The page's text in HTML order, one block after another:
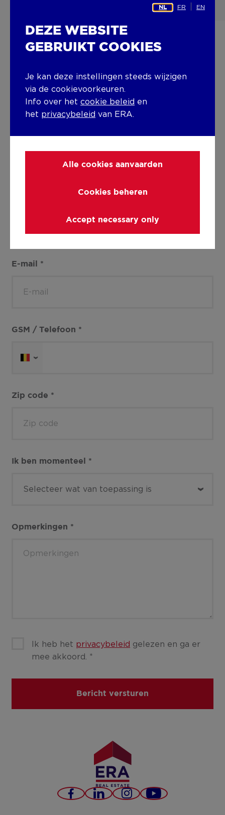
Contacteer de makelaar
E-mail *
GSM / Telefoon *
Zip code *
Ik ben momenteel *
Opmerkingen *
Ik heb het privacybeleid gelezen en ga er
mee akkoord. *
Bericht versturen
Facebook
LinkedInInstagramYouTube
NL FR EN
DEZE WEBSITE
GEBRUIKT COOKIES
Je kan deze instellingen steeds wijzigen
via de cookievoorkeuren.
Info over het cookie beleid en
het privacybeleid van ERA.
Alle cookies aanvaarden
Cookies beheren
Accept necessary only